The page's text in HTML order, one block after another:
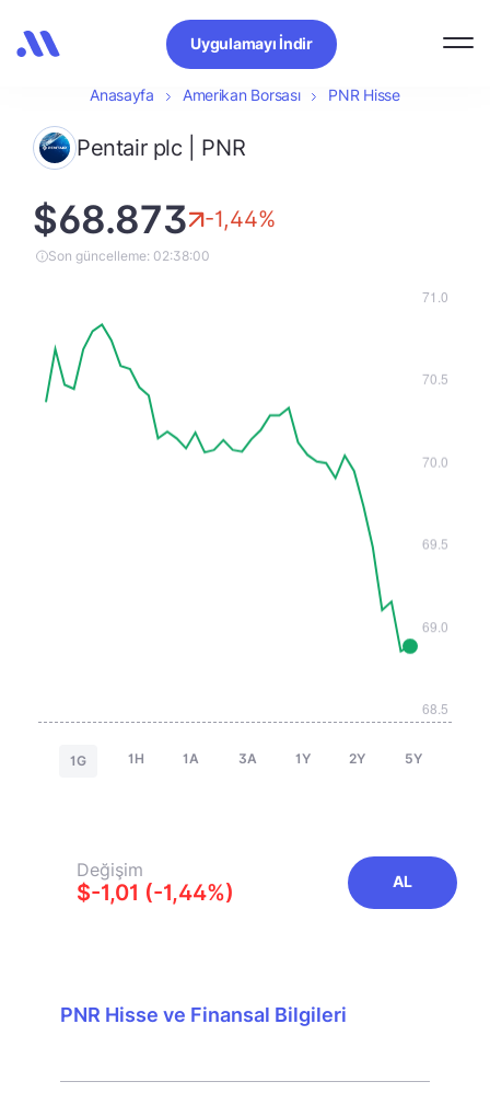
Uygulamayı İndir
Anasayfa Amerikan Borsası PNR Hisse
Pentair plc | PNR
$68.873 -1,44%
Son güncelleme: 02:38:00
1G 1H 1A 3A 1Y 2Y 5Y
Değişim
$-1,01 (-1,44%) AL
PNR Hisse ve Finansal Bilgileri